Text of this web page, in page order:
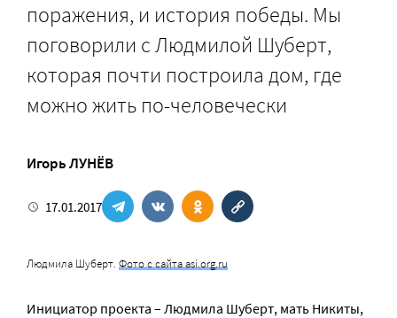
поражения, и история победы. Мы
поговорили с Людмилой Шуберт,
которая почти построила дом, где
можно жить по-человечески
Игорь ЛУНЁВ
17.01.2017
Людмила Шуберт. Фото с сайта asi.org.ru
Инициатор проекта – Людмила Шуберт, мать Никиты,